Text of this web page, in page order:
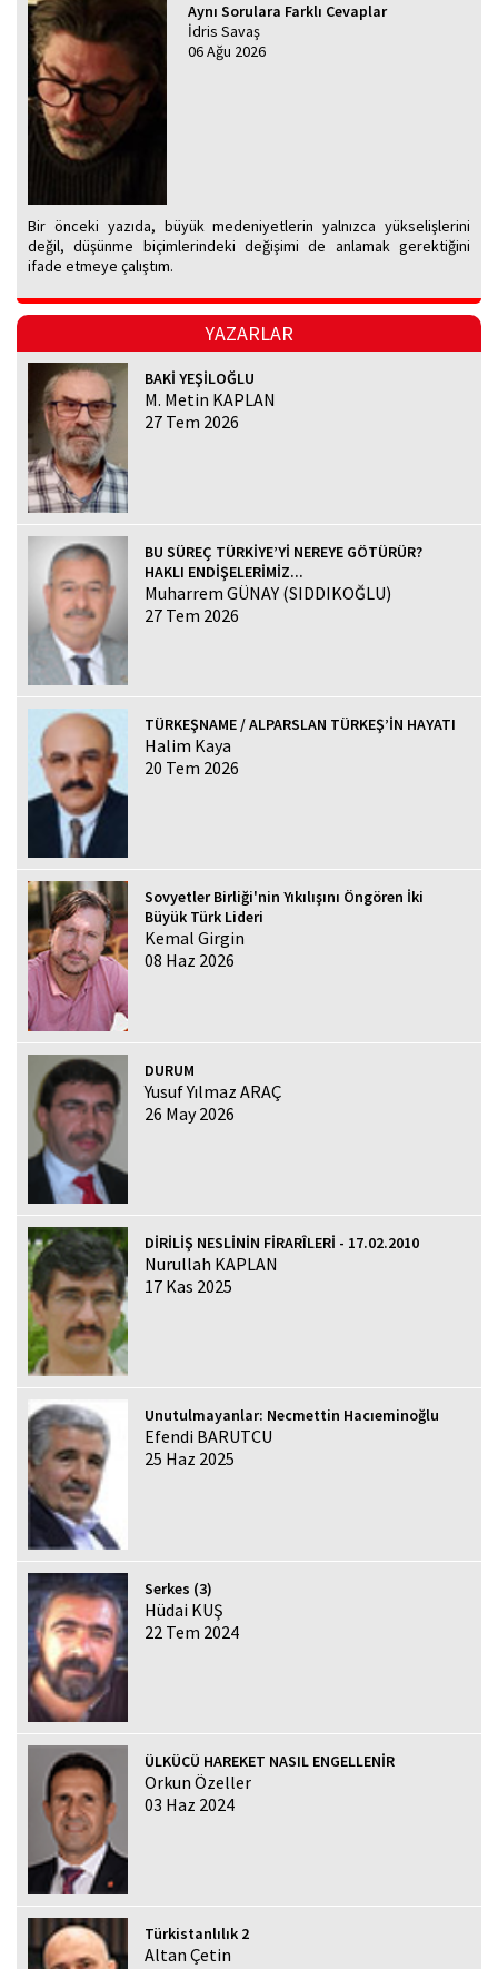
Aynı Sorulara Farklı Cevaplar
İdris Savaş
06 Ağu 2026
Bir önceki yazıda, büyük medeniyetlerin yalnızca yükselişlerini
değil, düşünme biçimlerindeki değişimi de anlamak gerektiğini
ifade etmeye çalıştım.
YAZARLAR
BAKİ YEŞİLOĞLU
M. Metin KAPLAN
27 Tem 2026
BU SÜREÇ TÜRKİYE’Yİ NEREYE GÖTÜRÜR?
HAKLI ENDİŞELERİMİZ...
Muharrem GÜNAY (SIDDIKOĞLU)
27 Tem 2026
TÜRKEŞNAME / ALPARSLAN TÜRKEŞ’İN HAYATI
Halim Kaya
20 Tem 2026
Sovyetler Birliği'nin Yıkılışını Öngören İki
Büyük Türk Lideri
Kemal Girgin
08 Haz 2026
DURUM
Yusuf Yılmaz ARAÇ
26 May 2026
DİRİLİŞ NESLİNİN FİRARÎLERİ - 17.02.2010
Nurullah KAPLAN
17 Kas 2025
Unutulmayanlar: Necmettin Hacıeminoğlu
Efendi BARUTCU
25 Haz 2025
Serkes (3)
Hüdai KUŞ
22 Tem 2024
ÜLKÜCÜ HAREKET NASIL ENGELLENİR
Orkun Özeller
03 Haz 2024
Türkistanlılık 2
Altan Çetin